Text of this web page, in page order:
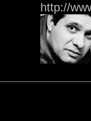
http://